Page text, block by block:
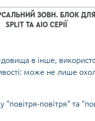
в інше,
може не лише
повітря" та